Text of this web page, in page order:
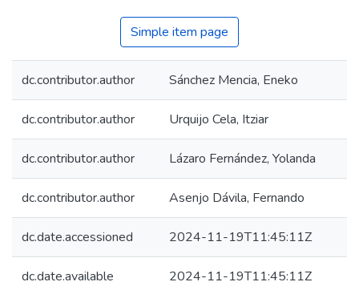
Statistics
Simple item page
dc.contributor.author Sánchez Mencia, Eneko
dc.contributor.author Urquijo Cela, Itziar
dc.contributor.author Lázaro Fernández, Yolanda
dc.contributor.author Asenjo Dávila, Fernando
dc.date.accessioned 2024-11-19T11:45:11Z
dc.date.available 2024-11-19T11:45:11Z